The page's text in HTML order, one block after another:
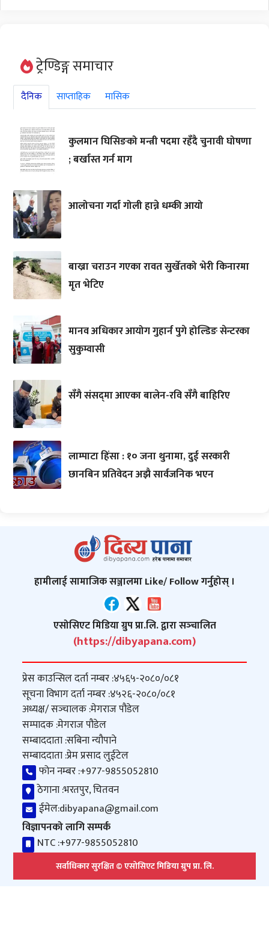
ट्रेण्डिङ्ग समाचार
दैनिक साप्ताहिक मासिक
कुलमान घिसिङको मन्त्री पदमा रहँदै चुनावी घोषणा
; बर्खास्त गर्न माग
आलोचना गर्दा गोली हान्ने धम्की आयो
बाख्रा चराउन गएका रावत सुर्खेतको भेरी किनारमा
मृत भेटिए
मानव अधिकार आयोग गुहार्न पुगे होल्डिङ सेन्टरका
सुकुम्वासी
सँगै संसद्‌मा आएका बालेन-रवि सँगै बाहिरिए
लाम्पाटा हिंसा : १० जना थुनामा, दुई सरकारी
छानबिन प्रतिवेदन अझै सार्वजनिक भएन
हामीलाई सामाजिक सञ्जालमा Like/ Follow गर्नुहोस् ।
एसोसिएट मिडिया ग्रुप प्रा.लि. द्वारा सञ्‍चालित
(https://dibyapana.com)
प्रेस काउन्सिल दर्ता नम्बर :४५६५-२०८०/०८१
सूचना विभाग दर्ता नम्बर :४५२६-२०८०/०८१
अध्यक्ष/ सञ्‍चालक :मेगराज पौडेल
सम्पादक :मेगराज पौडेल
सम्बाददाता :सबिना न्यौपाने
सम्बाददाता :प्रेम प्रसाद लुईटेल
फोन नम्बर :+977-9855052810
ठेगाना :भरतपुर, चितवन
ईमेल:dibyapana@gmail.com
विज्ञापनको लागि सम्पर्क
NTC :+977-9855052810
सर्वाधिकार सुरक्षित © एसोसिएट मिडिया ग्रुप प्रा. लि.